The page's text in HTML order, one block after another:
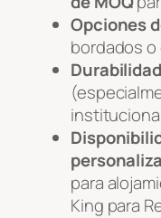
Opciones
bordados
para
King para